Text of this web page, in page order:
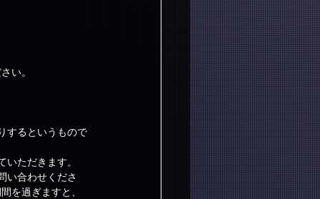
い。
するというもので
ただきます。
い合わせくださ
を過ぎますと、